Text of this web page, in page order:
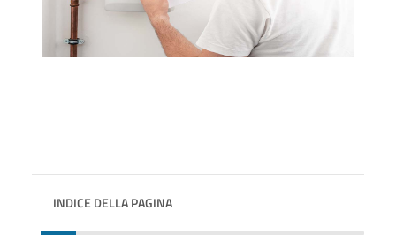
INDICE DELLA PAGINA